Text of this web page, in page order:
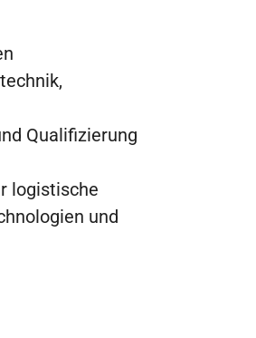
Qualifizierung
logistische
und